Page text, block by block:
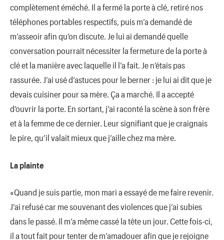
complètement éméché. Il a fermé la porte à clé, retiré nos
téléphones portables respectifs, puis m’a demandé de
m’asseoir afin qu’on discute. Je lui ai demandé quelle
conversation pourrait nécessiter la fermeture de la porte à
clé et la manière avec laquelle il l’a fait. Je n’étais pas
rassurée. J’ai usé d’astuces pour le berner : je lui ai dit que je
devais cuisiner pour sa mère. Ça a marché. Il a accepté
d’ouvrir la porte. En sortant, j’ai raconté la scène à son frère
et à la femme de ce dernier. Leur signifiant que je craignais
le pire, qu’il valait mieux que j’aille chez ma mère.
La plainte
«Quand je suis partie, mon mari a essayé de me faire revenir.
J’ai refusé car me souvenant des violences que j’ai subies
dans le passé. Il m’a même cassé la tête un jour. Cette fois-ci,
il a tout fait pour tenter de m’amadouer afin que je rejoigne